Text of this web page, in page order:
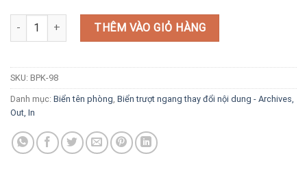
Biển trượt phòng khám bệnh viện đẹp giá rẻ số lượng
THÊM VÀO GIỎ HÀNG
SKU: BPK-98
Danh mục: Biển tên phòng Biển trượt ngang thay đổi nội dung - Archives,
Out, In